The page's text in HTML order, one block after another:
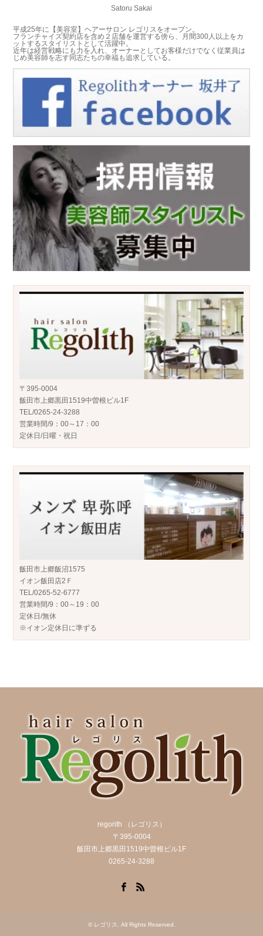
Satoru Sakai
平成25年に【美容室】ヘアーサロン レゴリスをオープン。
フランチャイズ契約店を含め２店舗を運営する傍ら、月間300人以上をカ
ットするスタイリストとして活躍中。
近年は経営戦略にも力を入れ、オーナーとしてお客様だけでなく従業員は
じめ美容師を志す同志たちの幸福も追求している。
〒395-0004
飯田市上郷黒田1519中曽根ビル1F
TEL/0265-24-3288
営業時間/9：00～17：00
定休日/日曜・祝日
飯田市上郷飯沼1575
イオン飯田店2Ｆ
TEL/0265-52-6777
営業時間/9：00～19：00
定休日/無休
※イオン定休日に準ずる
regorith （レゴリス）
〒395-0004
飯田市上郷黒田1519中曽根ビル1F
0265-24-3288
© レゴリス . All Rights Reserved.